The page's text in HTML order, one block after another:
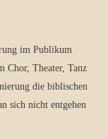
im Publikum
Chor, Theater, Tanz
die biblischen
sich nicht entgehen